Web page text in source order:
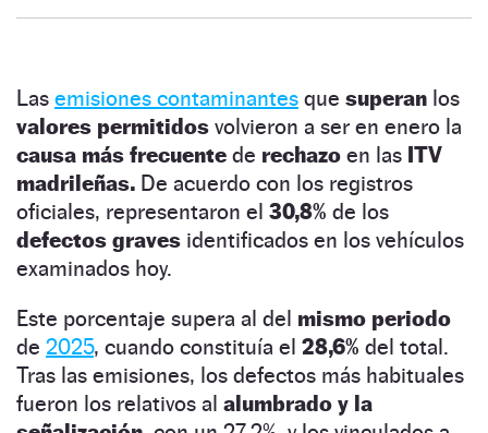
Las emisiones contaminantes que superan los
valores permitidos volvieron a ser en enero la
causa más frecuente de rechazo en las ITV
madrileñas. De acuerdo con los registros
oficiales, representaron el 30,8% de los
defectos graves identificados en los vehículos
examinados hoy.
Este porcentaje supera al del mismo periodo
de 2025, cuando constituía el 28,6% del total.
Tras las emisiones, los defectos más habituales
fueron los relativos al alumbrado y la